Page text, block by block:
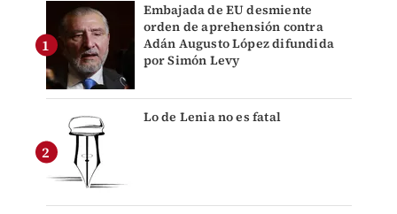
Embajada de EU desmiente
orden de aprehensión contra
Adán Augusto López difundida
por Simón Levy
Lo de Lenia no es fatal